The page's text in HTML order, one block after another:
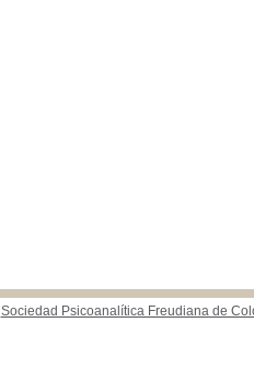
Sociedad Psicoanalítica Freudiana de